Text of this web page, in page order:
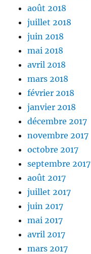
août 2018
juillet 2018
juin 2018
mai 2018
avril 2018
mars 2018
février 2018
janvier 2018
décembre 2017
novembre 2017
octobre 2017
septembre 2017
août 2017
juillet 2017
juin 2017
mai 2017
avril 2017
mars 2017